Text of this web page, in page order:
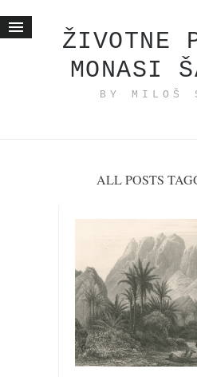
ŽIVOTNE
MONASI
BY MILOŠ
Životne priče
ishranom do zdravlja
Svetlopis
zakonopravilo
duhovni otac
pravoslavlje
ALL POSTS